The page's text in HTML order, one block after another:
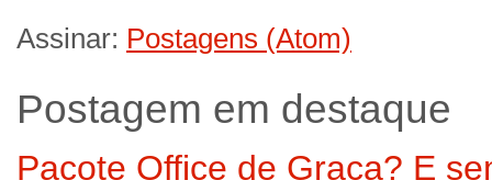
Assinar: Postagens (Atom)
Postagem em destaque
Pacote Office de Graça? E